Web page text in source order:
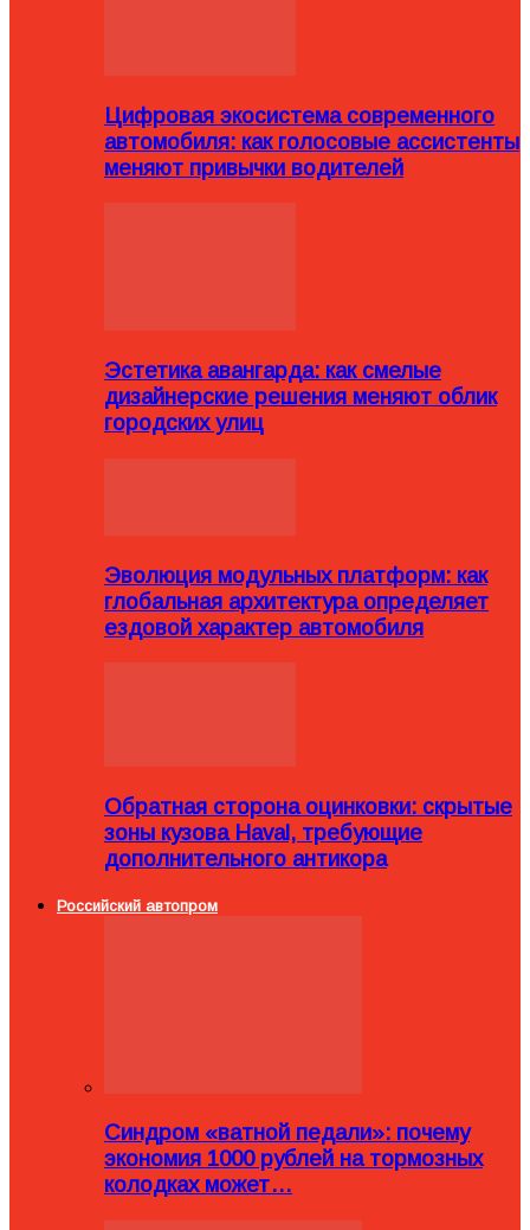
Цифровая экосистема современного
автомобиля: как голосовые ассистенты
меняют привычки водителей
Эстетика авангарда: как смелые
дизайнерские решения меняют облик
городских улиц
Эволюция модульных платформ: как
глобальная архитектура определяет
ездовой характер автомобиля
Обратная сторона оцинковки: скрытые
зоны кузова Haval, требующие
дополнительного антикора
Российский автопром
Синдром «ватной педали»: почему
экономия 1000 рублей на тормозных
колодках может…